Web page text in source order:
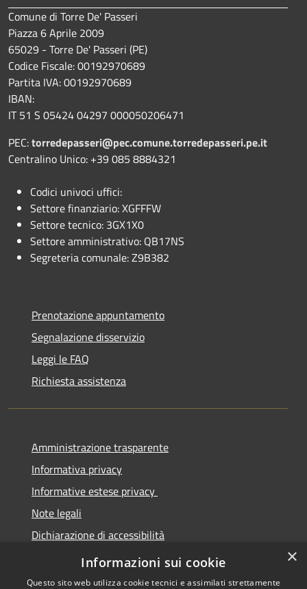
Comune di Torre De' Passeri
Piazza 6 Aprile 2009
65029 - Torre De' Passeri (PE)
Codice Fiscale: 00192970689
Partita IVA: 00192970689
IBAN:
IT 51 S 05424 04297 000050206471
PEC:torredepasseri@pec.comune.torredepasseri.pe.it
Centralino Unico: +39 085 8884321
Codici univoci uffici:
Settore finanziario: XGFFFW
Settore tecnico: 3GX1X0
Settore amministrativo: QB17NS
Segreteria comunale: Z9B382
Prenotazione appuntamento
Segnalazione disservizio
Leggi le FAQ
Richiesta assistenza
Amministrazione trasparente
Informativa privacy
Informative estese privacy
Note legali
Dichiarazione di accessibilità
Obbiettivi di Accessibilità
×
Informazioni sui cookie
Questo sito web utilizza cookie tecnici e assimilati strettamente